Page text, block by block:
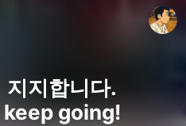
지지합니다.
keep going!